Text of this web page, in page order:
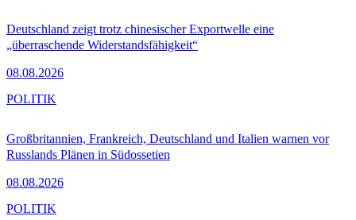
Deutschland zeigt trotz chinesischer Exportwelle eine
„überraschende Widerstandsfähigkeit“
08.08.2026
Großbritannien, Frankreich, Deutschland und Italien warnen vor
Russlands Plänen in Südossetien
08.08.2026
POLITIK
POLITIK